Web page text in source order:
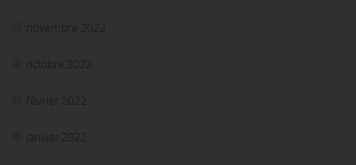
novembre 2022
octobre 2022
février 2022
janvier 2022